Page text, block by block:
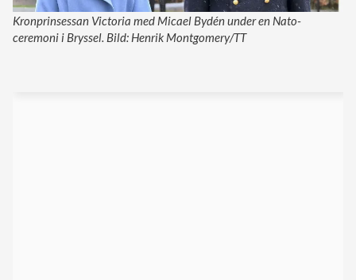
Kronprinsessan Victoria med Micael Bydén under en Nato-
ceremoni i Bryssel. Bild: Henrik Montgomery/TT